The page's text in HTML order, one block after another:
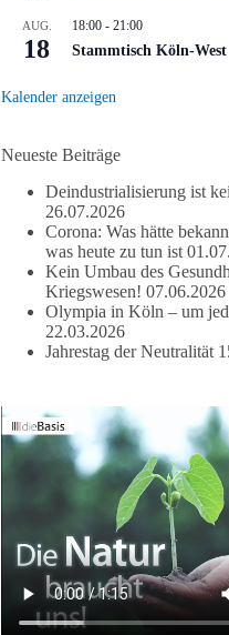
AUG.
18
18:00 -21:00
Stammtisch Köln-West
Kalender anzeigen
Neueste Beiträge
Deindustrialisierung ist
26.07.2026
Corona: Was hätte
was heute zu tun ist
Kein Umbau des
Kriegswesen! 07.06.2026
Olympia in Köln – um
22.03.2026
Jahrestag der Neutralität